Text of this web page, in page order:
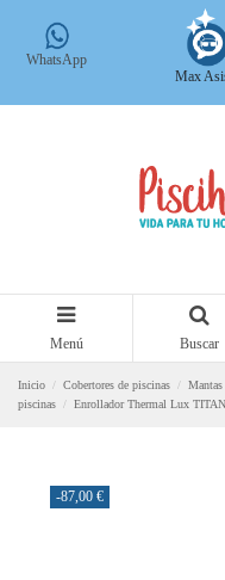
WhatsApp
Max
Menú Buscar
Inicio Cobertores de piscinas
piscinas
Enrollador Thermal Lux
-87,00 €